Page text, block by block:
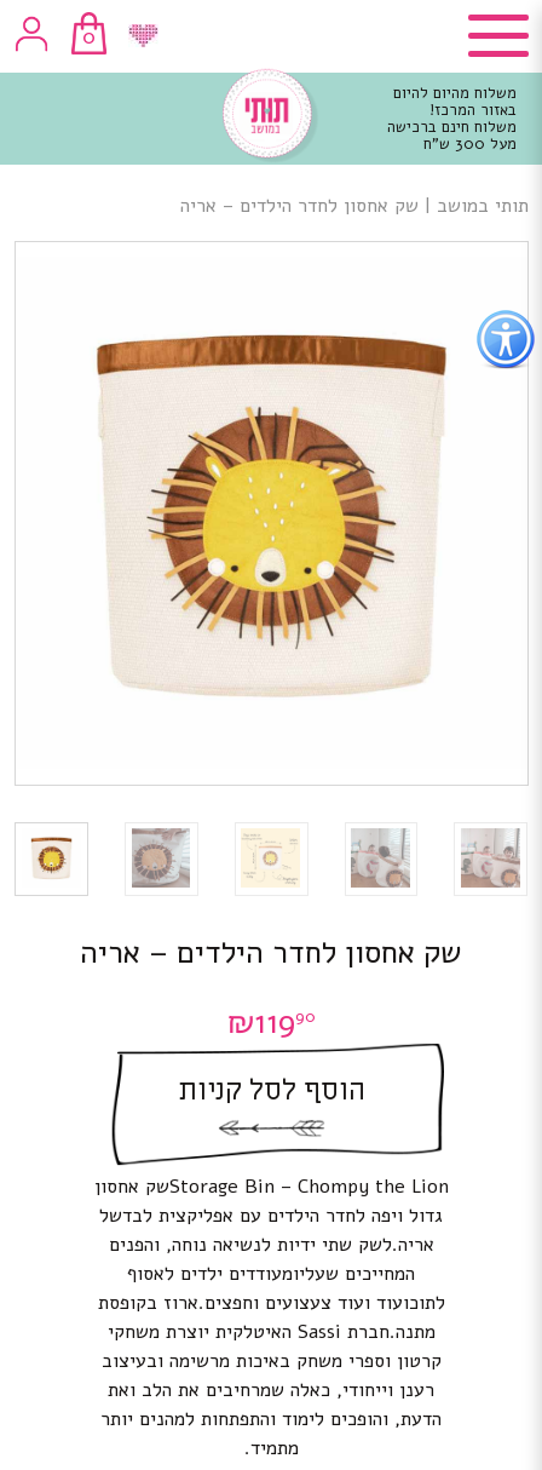
כפתור
לפתיחת
תפריט
נגישות
0
משלוח מהיום להיום
באזור המרכז!
משלוח חינם ברכישה
מעל 300 ש"ח
מרכזי
תותי במושב | שק אחסון לחדר הילדים – אריה
שק אחסון לחדר הילדים – אריה
₪11990
הוסף לסל קניות
Storage Bin – Chompy the Lionשק אחסון
גדול ויפה לחדר הילדים עם אפליקצית לבדשל
אריה.לשק שתי ידיות לנשיאה נוחה, והפנים
המחייכים שעליומעודדים ילדים לאסוף
לתוכועוד ועוד צעצועים וחפצים.ארוז בקופסת
מתנה.חברת Sassi האיטלקית יוצרת משחקי
קרטון וספרי משחק באיכות מרשימה ובעיצוב
רענן וייחודי, כאלה שמרחיבים את הלב ואת
הדעת, והופכים לימוד והתפתחות למהנים יותר
מתמיד.